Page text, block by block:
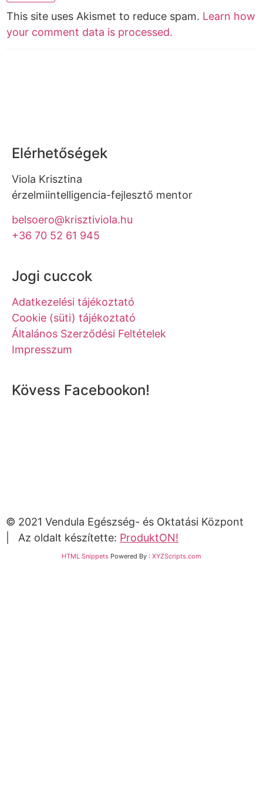
This site uses Akismet to reduce spam. Learn how
your comment data is processed.
Elérhetőségek
Viola Krisztina
érzelmiintelligencia-fejlesztő mentor
belsoero@krisztiviola.hu
+36 70 52 61 945
Jogi cuccok
Adatkezelési tájékoztató
Cookie (süti) tájékoztató
Általános Szerződési Feltételek
Impresszum
Kövess Facebookon!
© 2021 Vendula Egészség- és Oktatási Központ
| Az oldalt készítette: ProduktON!
HTML Snippets Powered By : XYZScripts.com